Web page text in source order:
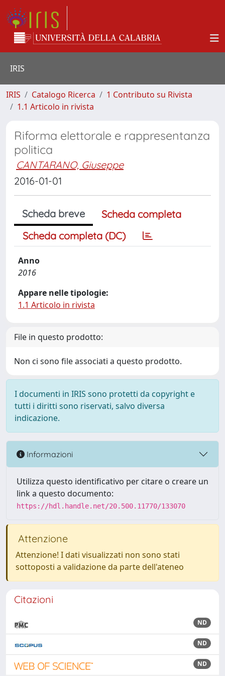
IRIS
IRIS Catalogo Ricerca
1 Contributo su Rivista
1.1 Articolo in rivista
Riforma elettorale e rappresentanza
politica
CANTARANO, Giuseppe
2016-01-01
Scheda breve
Scheda completa
Scheda completa (DC)
Anno
2016
Appare nelle tipologie:
1.1 Articolo in rivista
File in questo prodotto:
Non ci sono file associati a questo prodotto.
I documenti in IRIS sono protetti da copyright e
tutti i diritti sono riservati, salvo diversa
indicazione.
Informazioni
Utilizza questo identificativo per citare o creare un
link a questo documento:
https://hdl.handle.net/20.500.11770/133070
Attenzione
Attenzione! I dati visualizzati non sono stati
sottoposti a validazione da parte dell'ateneo
Citazioni
ND
ND
ND